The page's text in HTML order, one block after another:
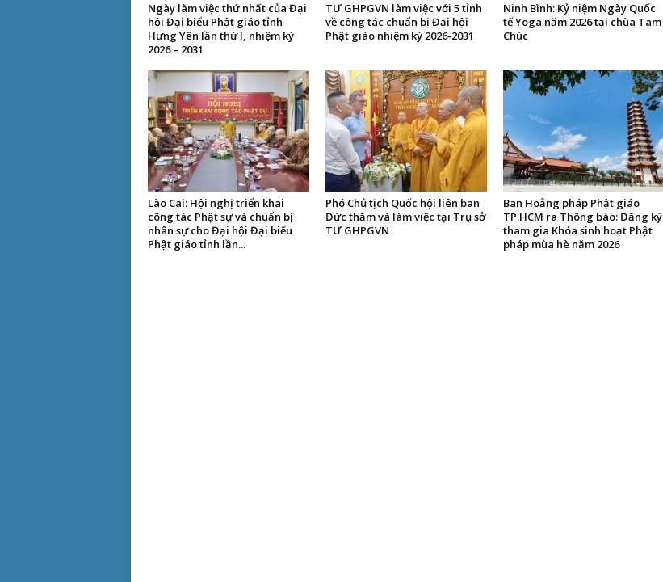
Ngày làm việc thứ nhất của Đại
hội Đại biểu Phật giáo tỉnh
Hưng Yên lần thứ I, nhiệm kỳ
2026 – 2031
TƯ GHPGVN làm việc với 5 tỉnh
về công tác chuẩn bị Đại hội
Phật giáo nhiệm kỳ 2026-2031
Ninh Bình: Kỷ niệm Ngày Quốc
tế Yoga năm 2026 tại chùa Tam
Chúc
Lào Cai: Hội nghị triển khai
công tác Phật sự và chuẩn bị
nhân sự cho Đại hội Đại biểu
Phật giáo tỉnh lần...
Phó Chủ tịch Quốc hội liên ban
Đức thăm và làm việc tại Trụ sở
TƯ GHPGVN
Ban Hoằng pháp Phật giáo
TP.HCM ra Thông báo: Đăng ký
tham gia Khóa sinh hoạt Phật
pháp mùa hè năm 2026